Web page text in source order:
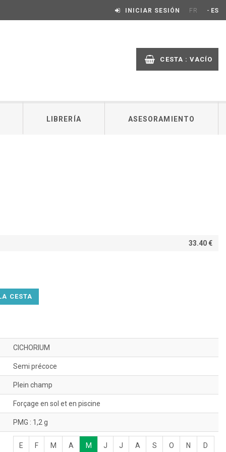
INICIAR SESIÓN FR - ES
CESTA : VACÍO
LIBRERÍA ASESORAMIENTO
33.40 €
CESTA
CICHORIUM
Semi précoce
Plein champ
Forçage en sol et en piscine
PMG : 1,2 g
E F M A M J J A S O N D